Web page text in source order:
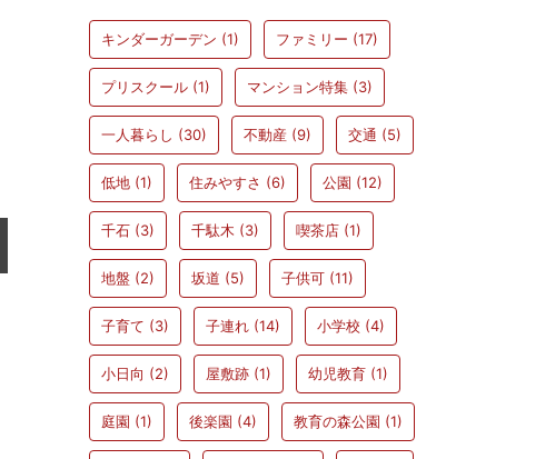
キンダーガーデン (1) ファミリー (17)
プリスクール (1) マンション特集 (3)
一人暮らし (30) 不動産 (9) 交通 (5)
低地 (1) 住みやすさ (6) 公園 (12)
千石 (3) 千駄木 (3) 喫茶店 (1)
地盤 (2) 坂道 (5) 子供可 (11)
子育て (3) 子連れ (14) 小学校 (4)
小日向 (2) 屋敷跡 (1) 幼児教育 (1)
庭園 (1) 後楽園 (4) 教育の森公園 (1)